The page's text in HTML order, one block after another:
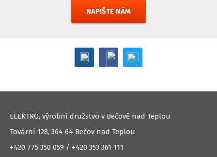
NAPIŠTE NÁM
ELEKTRO, výrobní družstvo v Bečově nad Teplou
Tovární 128, 364 64 Bečov nad Teplou
+420 775 350 059 / +420 353 361 111